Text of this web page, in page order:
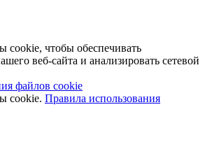
чтобы обеспечивать
веб-сайта и анализировать сетевой
файлов cookie
cookie. Правила использования